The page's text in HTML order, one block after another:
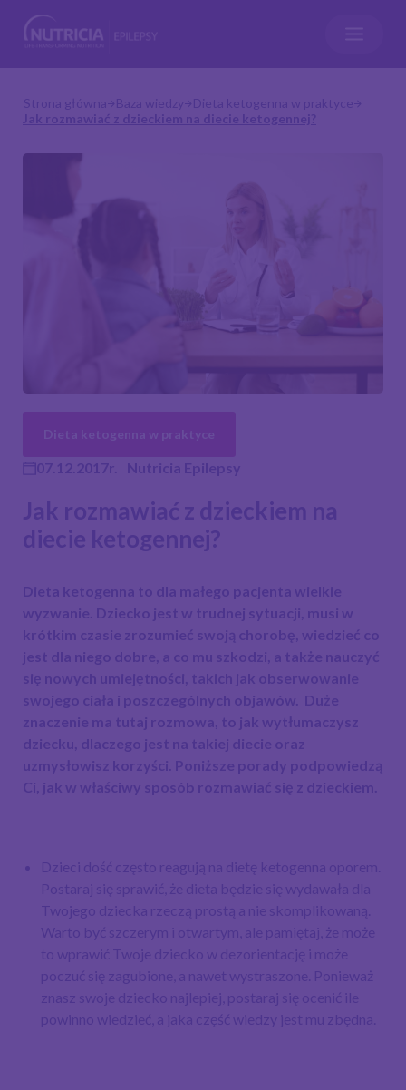
Strona główna Baza wiedzy
Dieta ketogenna w praktyce
Jak rozmawiać z dzieckiem na diecie ketogennej?
07.12.2017r. Nutricia Epilepsy
Dieta ketogenna w praktyce
Jak rozmawiać z dzieckiem na
diecie ketogennej?
Dieta ketogenna to dla małego pacjenta wielkie
wyzwanie. Dziecko jest w trudnej sytuacji, musi w
krótkim czasie zrozumieć swoją chorobę, wiedzieć co
jest dla niego dobre, a co mu szkodzi, a także nauczyć
się nowych umiejętności, takich jak obserwowanie
swojego ciała i poszczególnych objawów. Duże
znaczenie ma tutaj rozmowa, to jak wytłumaczysz
dziecku, dlaczego jest na takiej diecie oraz
uzmysłowisz korzyści. Poniższe porady podpowiedzą
Ci, jak w właściwy sposób rozmawiać się z dzieckiem.
Dzieci dość często reagują na dietę ketogenna oporem.
Postaraj się sprawić, że dieta będzie się wydawała dla
Twojego dziecka rzeczą prostą a nie skomplikowaną.
Warto być szczerym i otwartym, ale pamiętaj, że może
to wprawić Twoje dziecko w dezorientację i może
poczuć się zagubione, a nawet wystraszone. Ponieważ
znasz swoje dziecko najlepiej, postaraj się ocenić ile
powinno wiedzieć, a jaka część wiedzy jest mu zbędna.